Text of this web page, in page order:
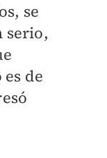
se
serio,
de